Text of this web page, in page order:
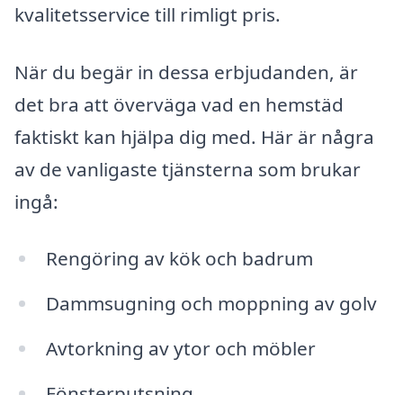
kvalitetsservice till rimligt pris.
När du begär in dessa erbjudanden, är
det bra att överväga vad en hemstäd
faktiskt kan hjälpa dig med. Här är några
av de vanligaste tjänsterna som brukar
ingå:
Rengöring av kök och badrum
Dammsugning och moppning av golv
Avtorkning av ytor och möbler